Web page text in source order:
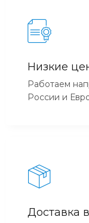
Низкие
Работаем
России и
Доставка